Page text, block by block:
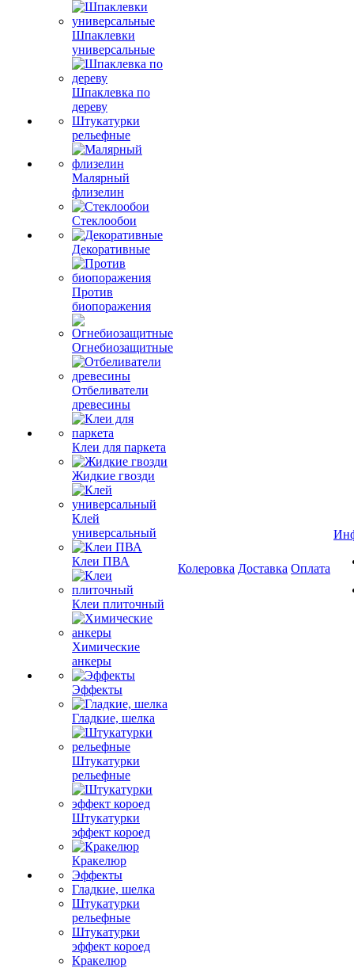
Шпаклевки
универсальные
Шпаклевка по
дереву
Штукатурки
рельефные
Малярный
флизелин
Стеклообои
Декоративные
Против
биопоражения
Огнебиозащитные
Отбеливатели
древесины
Клеи для паркета
Жидкие гвозди
Клей
универсальный
Клеи ПВА
Клеи плиточный
Химические
анкеры
Эффекты
Гладкие, шелка
Штукатурки
рельефные
Штукатурки
эффект короед
Кракелюр
Эффекты
Гладкие, шелка
Штукатурки
рельефные
Штукатурки
эффект короед
Кракелюр
Колеровка Доставка Оплата